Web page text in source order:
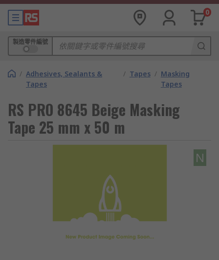
0
製造零件編號
/ Adhesives, Sealants &
Tapes
/ Tapes / Masking
Tapes
RS PRO 8645 Beige Masking
Tape 25 mm x 50 m
N